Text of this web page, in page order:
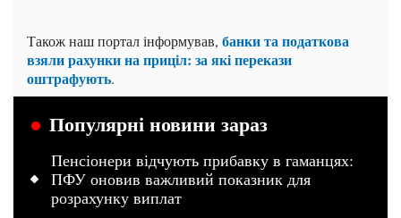
Також наш портал інформував, банки та податкова
взяли рахунки на приціл: за які перекази
оштрафують.
Популярні новини зараз
Пенсіонери відчують прибавку в гаманцях:
ПФУ оновив важливий показник для
розрахунку виплат